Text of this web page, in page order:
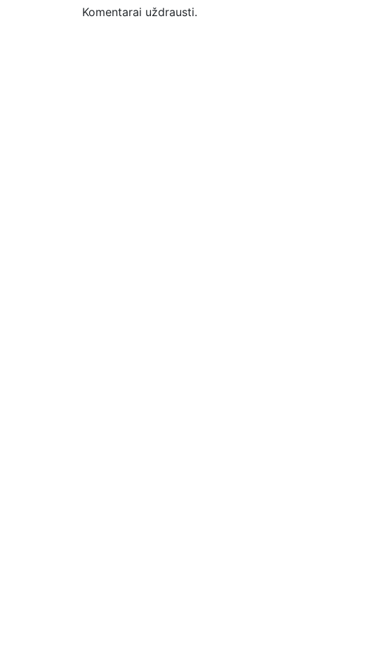
Komentarai uždrausti.